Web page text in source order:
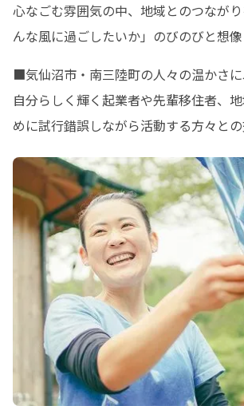
心なごむ雰囲気の中、地域とのつなが
んな風に過ごしたいか」のびのびと想
■気仙沼市・南三陸町の人々の温かさ
自分らしく輝く起業者や先輩移住者、
めに試行錯誤しながら活動する方々と